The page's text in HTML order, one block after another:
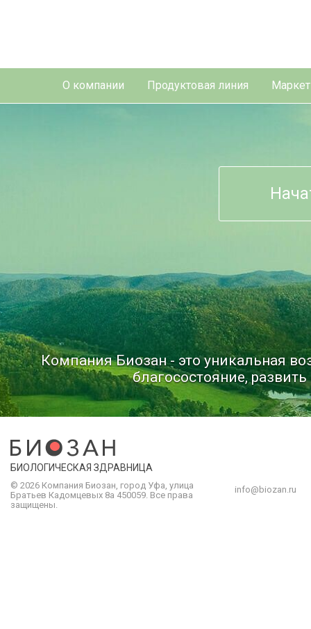
О компании Продуктовая линия
Компания Биозан - это уникальная
благосостояние,
БИОЛОГИЧЕСКАЯ ЗДРАВНИЦА
© 2026 Компания Биозан город Уфа , улица
Братьев Кадомцевых 8а 450059 Все права
защищены.
info@biozan.ru